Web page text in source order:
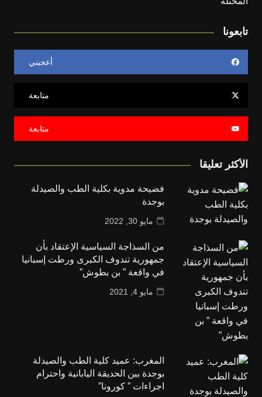
تابعونا
أعجبني
متابعة
متابعة
الأكثر تعليقا
فضيحة مدوية بكلية الطب والصيدلة
بوجدة
مايو 30, 2022
من السذاجة السياسية الإعتقاد بأن
جمهورية تندوف الكبرى ورطت إسبانيا
في واقعة ” بن بطوش”
مايو 4, 2021
المغرب: عميد كلية الطب والصيدلة
بوجدة بين الحديقة اليابانية واحترام
اجراءات ” كورونا”